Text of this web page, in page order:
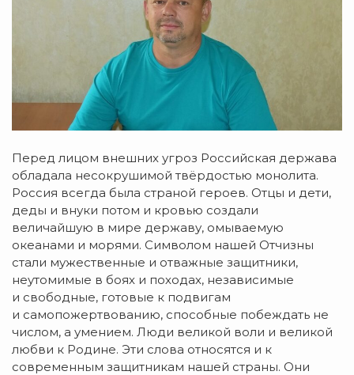
Перед лицом внешних угроз Российская держава
обладала несокрушимой твёрдостью монолита.
Россия всегда была страной героев. Отцы и дети,
деды и внуки потом и кровью создали
величайшую в мире державу, омываемую
океанами и морями. Символом нашей Отчизны
стали мужественные и отважные защитники,
неутомимые в боях и походах, независимые
и свободные, готовые к подвигам
и самопожертвованию, способные побеждать не
числом, а умением. Люди великой воли и великой
любви к Родине. Эти слова относятся и к
современным защитникам нашей страны. Они